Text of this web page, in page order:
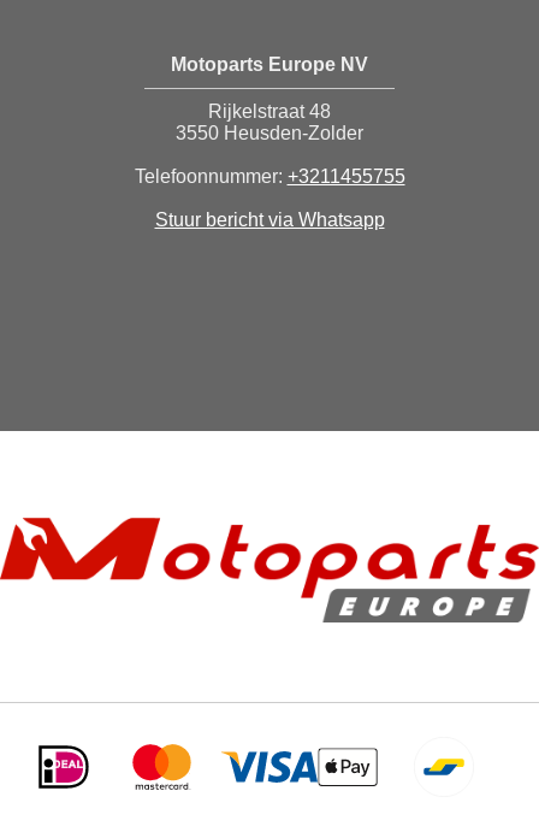
Motoparts Europe NV
Rijkelstraat 48
3550 Heusden-Zolder
Telefoonnummer: +3211455755
Stuur bericht via Whatsapp